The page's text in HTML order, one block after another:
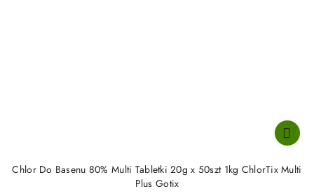
Chlor Do Basenu 80% Multi Tabletki 20g x 50szt 1kg ChlorTix Multi
Plus Gotix